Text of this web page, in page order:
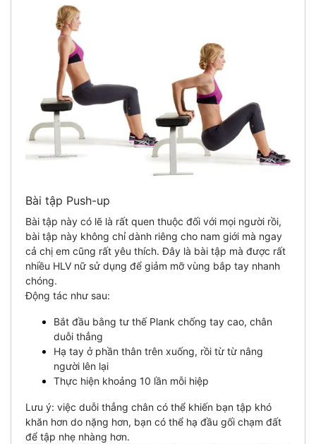
Bài tập Push-up
Bài tập này có lẽ là rất quen thuộc đối với mọi người rồi,
bài tập này không chỉ dành riêng cho nam giới mà ngay
cả chị em cũng rất yêu thích. Đây là bài tập mà được rất
nhiều HLV nữ sử dụng để giảm mỡ vùng bắp tay nhanh
chóng.
Động tác như sau:
Bắt đầu bằng tư thế Plank chống tay cao, chân
duỗi thẳng
Hạ tay ở phần thân trên xuống, rồi từ từ nâng
người lên lại
Thực hiện khoảng 10 lần mỗi hiệp
Lưu ý: việc duỗi thẳng chân có thể khiến bạn tập khó
khăn hơn do nặng hơn, bạn có thể hạ đầu gối chạm đất
để tập nhẹ nhàng hơn.